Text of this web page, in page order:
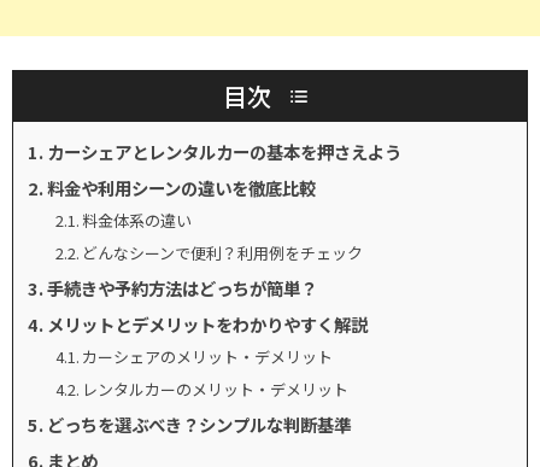
目次
カーシェアとレンタルカーの基本を押さえよう
料金や利用シーンの違いを徹底比較
料金体系の違い
どんなシーンで便利？利用例をチェック
手続きや予約方法はどっちが簡単？
メリットとデメリットをわかりやすく解説
カーシェアのメリット・デメリット
レンタルカーのメリット・デメリット
どっちを選ぶべき？シンプルな判断基準
まとめ